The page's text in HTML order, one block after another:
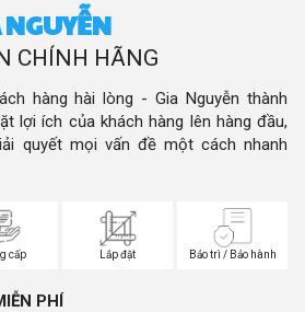
CHÍNH HÃNG
hàng hài lòng - Gia Nguyễn thành
lợi ích của khách hàng lên hàng đầu,
quyết mọi vấn đề một cách nhanh
cấp Lắp đặt Bảo trì / Bảo hành
PHÍ